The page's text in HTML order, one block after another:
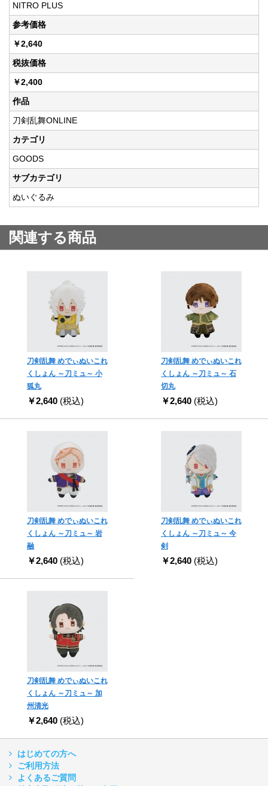
NITRO PLUS
参考価格
￥2,640
税抜価格
￥2,400
作品
刀剣乱舞ONLINE
カテゴリ
GOODS
サブカテゴリ
ぬいぐるみ
関連する商品
刀剣乱舞 めでぃぬいこれ
くしょん ～刀ミュ～ 小
狐丸
￥2,640 (税込)
刀剣乱舞 めでぃぬいこれ
くしょん ～刀ミュ～ 石
切丸
￥2,640 (税込)
刀剣乱舞 めでぃぬいこれ
くしょん ～刀ミュ～ 岩
融
￥2,640 (税込)
刀剣乱舞 めでぃぬいこれ
くしょん ～刀ミュ～ 今
剣
￥2,640 (税込)
刀剣乱舞 めでぃぬいこれ
くしょん ～刀ミュ～ 加
州清光
￥2,640 (税込)
はじめての方へ
ご利用方法
よくあるご質問